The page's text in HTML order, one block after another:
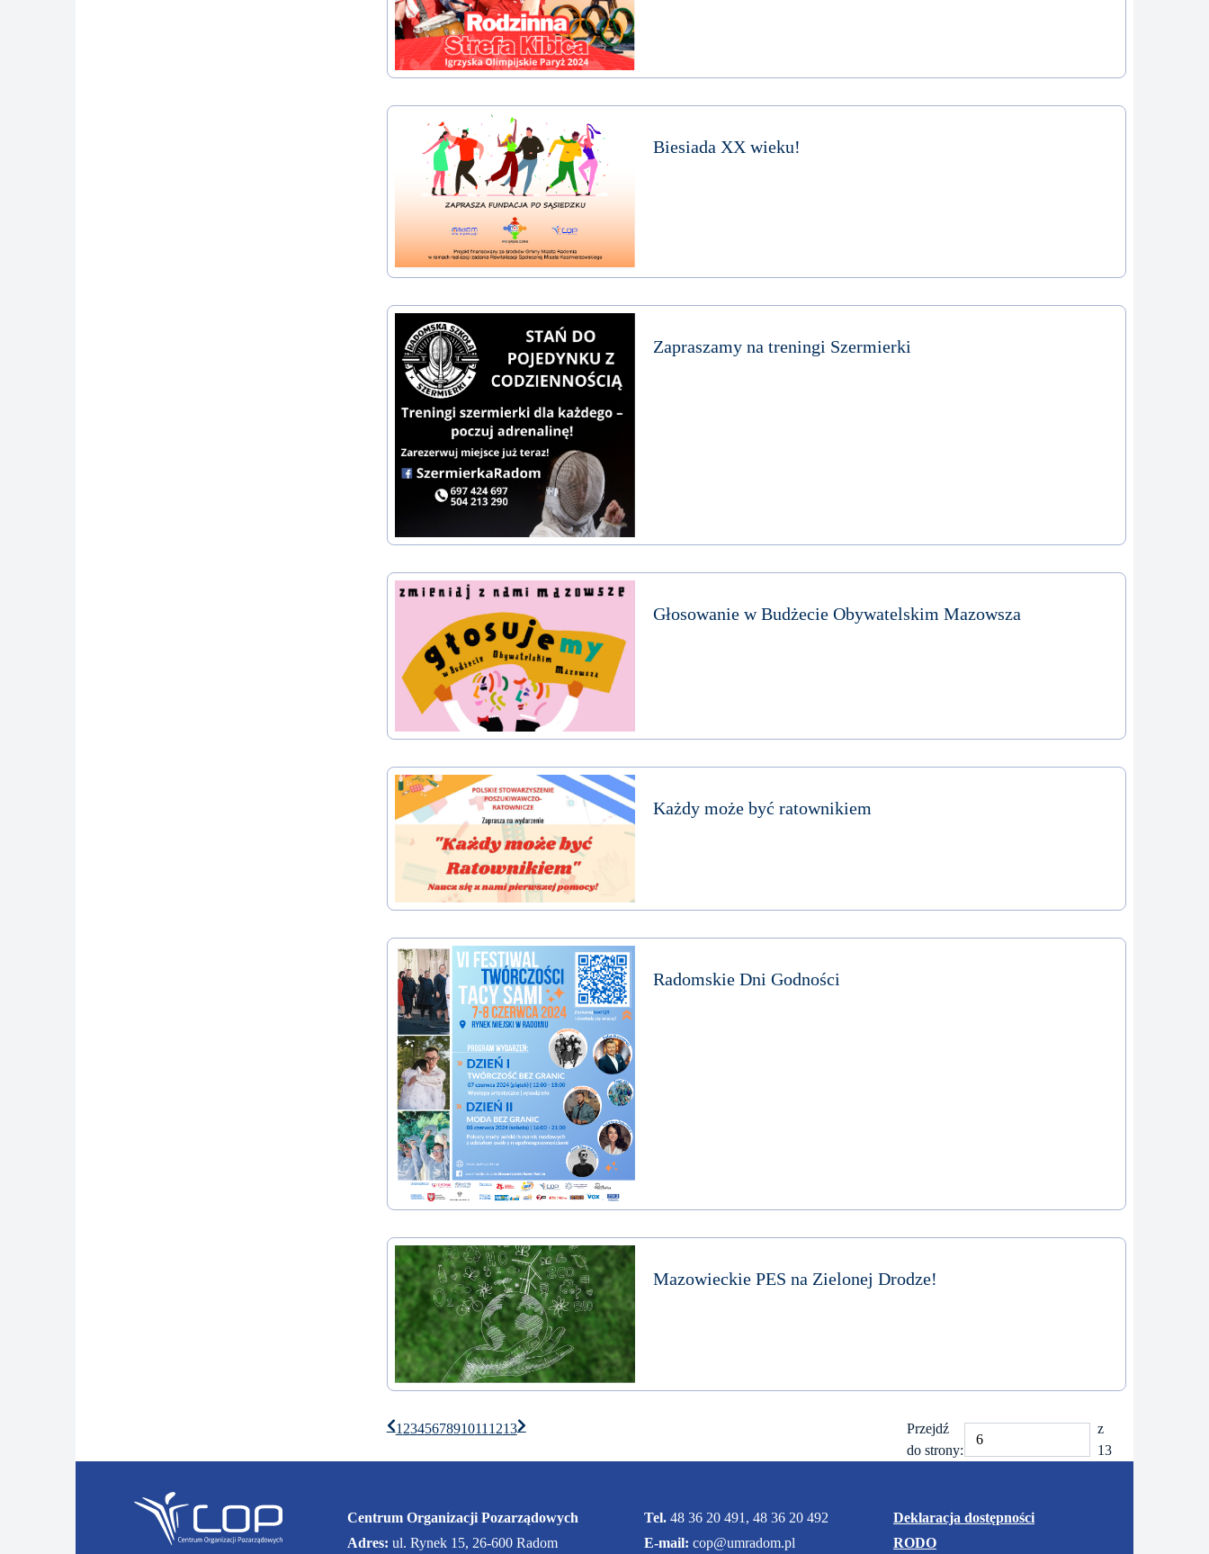
Biesiada XX wieku!
Zapraszamy na treningi Szermierki
Głosowanie w Budżecie Obywatelskim Mazowsza
Każdy może być ratownikiem
Radomskie Dni Godności
Mazowieckie PES na Zielonej Drodze!
1 234567891011 1213
Przejdź
do strony:
z
13
Centrum Organizacji Pozarządowych
Adres: ul. Rynek 15, 26-600 Radom
Tel. 48 36 20 491, 48 36 20 492
E-mail: cop@umradom.pl
Deklaracja dostępności
RODO